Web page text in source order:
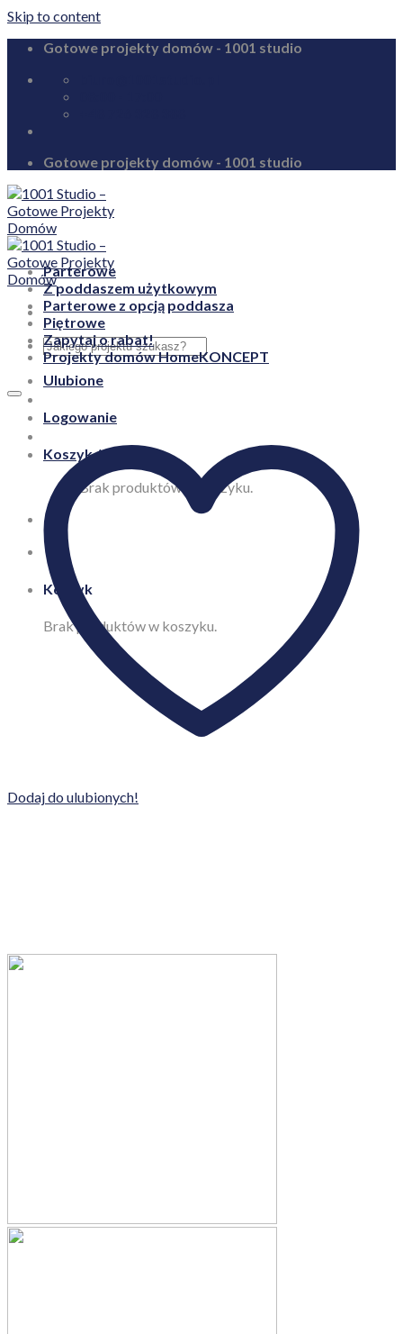
Skip to content
Gotowe projekty domów - 1001 studio
Gotowe projekty domów - 1001 studio
Ulubione
Logowanie
Koszyk /0,00
Brak produktów w koszyku.
Koszyk
Brak produktów w koszyku.
Parterowe
Z poddaszem użytkowym
Parterowe z opcją poddasza
Piętrowe
Zapytaj o rabat!
Projekty domów HomeKONCEPT
Dodaj do ulubionych!